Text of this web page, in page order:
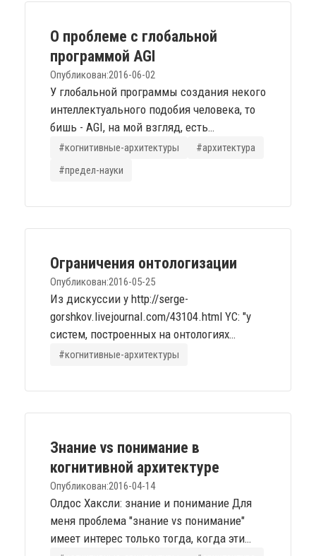
О проблеме с глобальной
программой AGI
Опубликован:2016-06-02
У глобальной программы создания некого
интеллектуального подобия человека, то
бишь - AGI, на мой взгляд, есть
фундаментальная проблема, напрямую
связанная с реализуемостью задачи.
Если предполагать для сознания/мозга
embodiment: прямая, сильная и
развития или обучения носителя. Есть,...
#когнитивные-архитектуры
#архитектура
#предел-науки
Ограничения онтологизации
Опубликован:2016-05-25
Из дискуссии у http://serge-
gorshkov.livejournal.com/43104.html YC: "у
систем, построенных на онтологиях
изначально присутствует ограничение на
specific, найди-подай-принеси.
адекватность. Это просто не для
ограничений требует доказательства.
бОльшая...
#когнитивные-архитектуры
Знание vs понимание в
когнитивной архитектуре
Опубликован:2016-04-14
Олдос Хаксли: знание и понимание Для
меня проблема "знание vs понимание"
имеет интерес только тогда, когда эти